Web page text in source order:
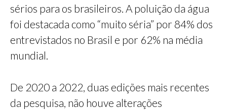
sérios para os brasileiros. A poluição da água
foi destacada como “muito séria” por 84% dos
entrevistados no Brasil e por 62% na média
mundial.
De 2020 a 2022, duas edições mais recentes
da pesquisa, não houve alterações